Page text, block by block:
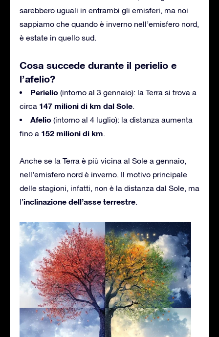
sarebbero uguali in entrambi gli emisferi, ma noi
sappiamo che quando è inverno nell’emisfero nord,
è estate in quello sud.
Cosa succede durante il perielio e
l’afelio?
Perielio (intorno al 3 gennaio): la Terra si trova a
circa 147 milioni di km dal Sole.
Afelio (intorno al 4 luglio): la distanza aumenta
fino a 152 milioni di km.
Anche se la Terra è più vicina al Sole a gennaio,
nell’emisfero nord è inverno. Il motivo principale
delle stagioni, infatti, non è la distanza dal Sole, ma
l’inclinazione dell’asse terrestre.